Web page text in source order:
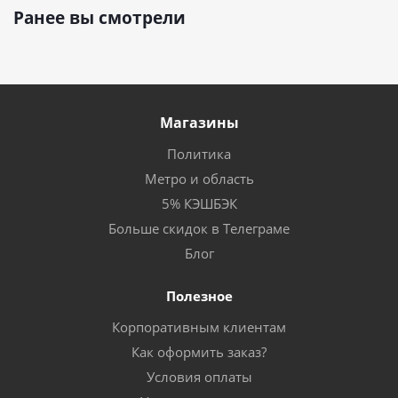
Ранее вы смотрели
Магазины
Политика
Метро и область
5% КЭШБЭК
Больше скидок в Телеграме
Блог
Полезное
Корпоративным клиентам
Как оформить заказ?
Условия оплаты